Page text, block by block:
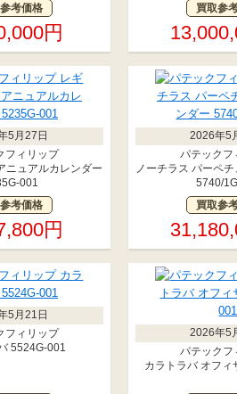
考価格
円
買取参
5月27日
フィリップ
ニュアルカレンダー
001
考価格
円
2026年5
パテックフ
ノーチラス パーペ
5740/
買取参
5月21日
フィリップ
5524G-001
2026年5
パテックフ
カラトラバ オフ